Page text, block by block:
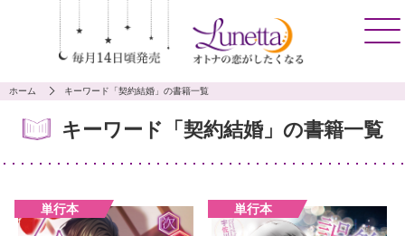
ホーム キーワード「契約結婚」の書籍一覧
キーワード「契約結婚」の書籍一覧